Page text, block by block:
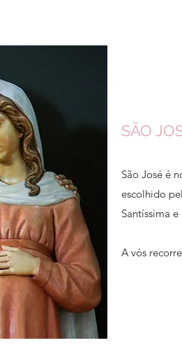
SÃO
São José é
escolhido
Santíssima
A vós